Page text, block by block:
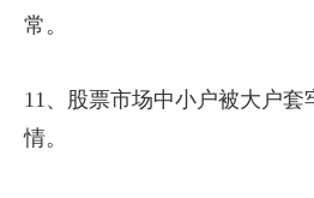
常。
11、股票市场中小户被大户
情。